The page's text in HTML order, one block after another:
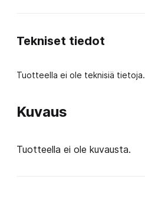
Kuvaus
Tuotteella ei ole kuvausta.
Tekniset tiedot
Tuotteella ei ole teknisiä tietoja.